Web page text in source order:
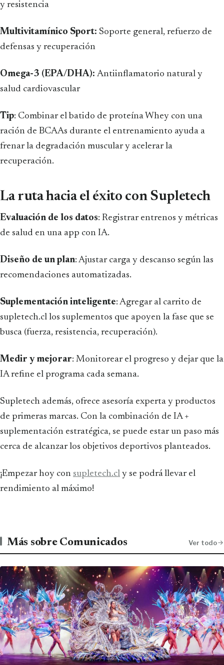
y resistencia
Multivitamínico Sport: Soporte general, refuerzo de
defensas y recuperación
Omega-3 (EPA/DHA): Antiinflamatorio natural y
salud cardiovascular
Tip: Combinar el batido de proteína Whey con una
ración de BCAAs durante el entrenamiento ayuda a
frenar la degradación muscular y acelerar la
recuperación.
La ruta hacia el éxito con Supletech
Evaluación de los datos: Registrar entrenos y métricas
de salud en una app con IA.
Diseño de un plan: Ajustar carga y descanso según las
recomendaciones automatizadas.
Suplementación inteligente: Agregar al carrito de
supletech.cl los suplementos que apoyen la fase que se
busca (fuerza, resistencia, recuperación).
Medir y mejorar: Monitorear el progreso y dejar que la
IA refine el programa cada semana.
Supletech además, ofrece asesoría experta y productos
de primeras marcas. Con la combinación de IA +
suplementación estratégica, se puede estar un paso más
cerca de alcanzar los objetivos deportivos planteados.
¡Empezar hoy con supletech.cl y se podrá llevar el
rendimiento al máximo!
Más sobre Comunicados Ver todo